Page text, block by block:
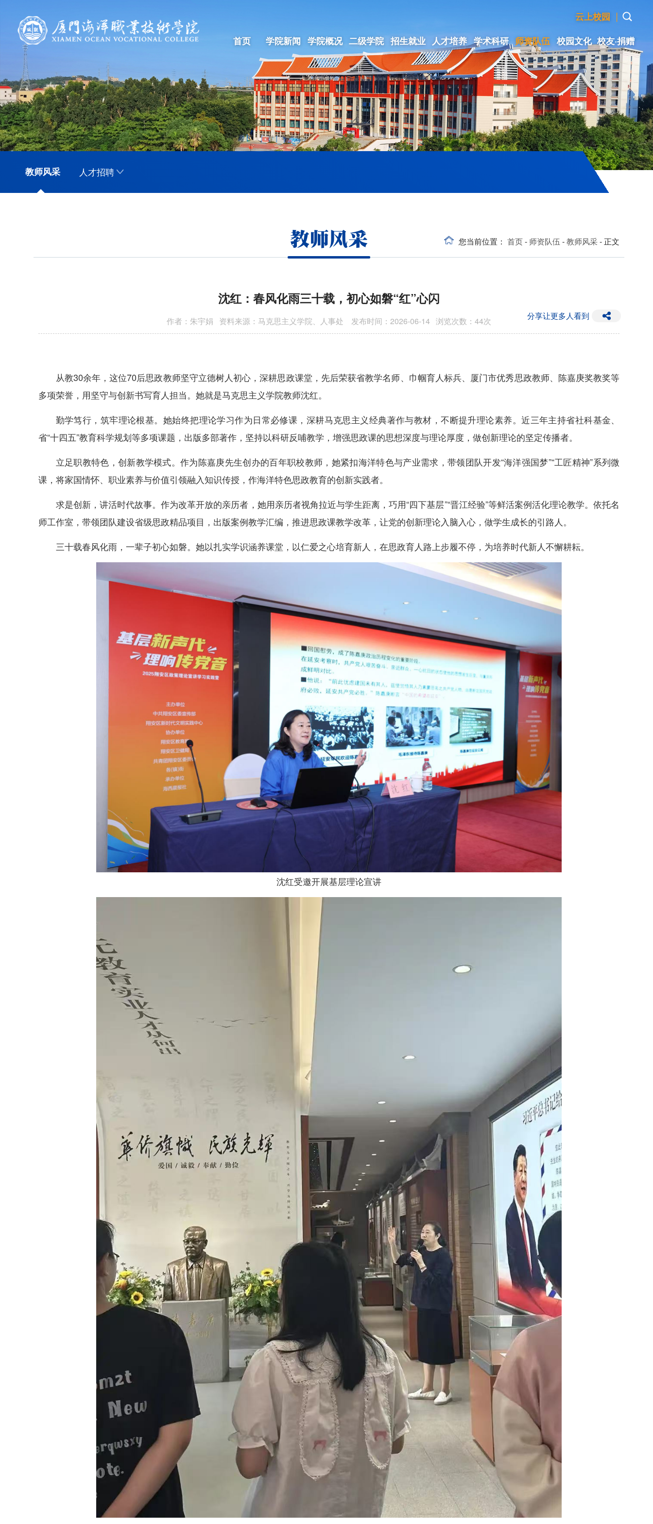
云上校园 |
首页 学院新闻 学院概况 二级学院 招生就业 人才培养 学术科研 师资队伍 校园文化 校友·捐赠
教师风采 人才招聘
教师风采 您当前位置：首页- 师资队伍 -教师风采- 正文
分享让更多人看到
沈红：春风化雨三十载，初心如磐“红”心闪
作者：朱宇娟 资料来源：马克思主义学院、人事处 发布时间：2026-06-14 浏览次数： 44次
从教30余年，这位70后思政教师坚守立德树人初心，深耕思政课堂，先后荣获省教学名师、巾帼育人标兵、厦门市优秀思政教师、陈嘉庚奖教奖等
多项荣誉，用坚守与创新书写育人担当。她就是马克思主义学院教师沈红。
勤学笃行，筑牢理论根基。她始终把理论学习作为日常必修课，深耕马克思主义经典著作与教材，不断提升理论素养。近三年主持省社科基金、
省“十四五”教育科学规划等多项课题，出版多部著作，坚持以科研反哺教学，增强思政课的思想深度与理论厚度，做创新理论的坚定传播者。
立足职教特色，创新教学模式。作为陈嘉庚先生创办的百年职校教师，她紧扣海洋特色与产业需求，带领团队开发“海洋强国梦”“工匠精神”系列微
课，将家国情怀、职业素养与价值引领融入知识传授，作海洋特色思政教育的创新实践者。
求是创新，讲活时代故事。作为改革开放的亲历者，她用亲历者视角拉近与学生距离，巧用“四下基层”“晋江经验”等鲜活案例活化理论教学。依托名
师工作室，带领团队建设省级思政精品项目，出版案例教学汇编，推进思政课教学改革，让党的创新理论入脑入心，做学生成长的引路人。
三十载春风化雨，一辈子初心如磐。她以扎实学识涵养课堂，以仁爱之心培育新人，在思政育人路上步履不停，为培养时代新人不懈耕耘。
沈红受邀开展基层理论宣讲